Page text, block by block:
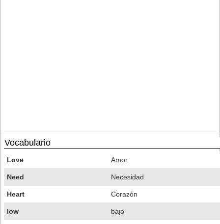
Vocabulario
Love Amor
Need Necesidad
Heart Corazón
low bajo